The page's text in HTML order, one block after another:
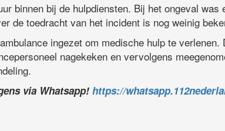
binnen bij de hulpdiensten. Bij het ongeval was
de toedracht van het incident is nog weinig
ingezet om medische hulp te verlenen.
nagekeken en vervolgens
via Whatsapp! https://